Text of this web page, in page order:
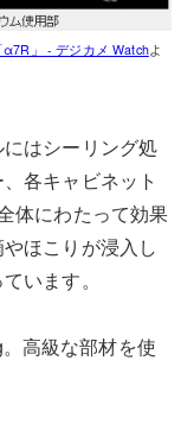
」 - デジカメ Watchよ
はシーリング処
各キャビネット
体にわたって効果
ほこりが浸入し
います。
高級な部材を使